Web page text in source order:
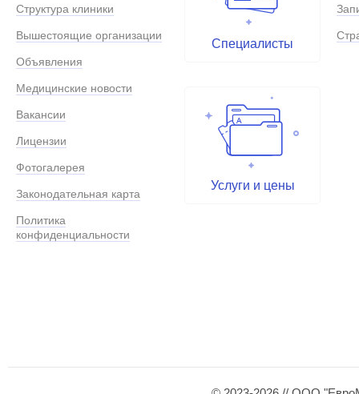
Структура клиники
Вышестоящие организации
Объявления
Медицинские новости
Вакансии
Лицензии
Фотогалерея
Законодательная карта
Политика
конфиденциальности
Специалисты
Услуги и цены